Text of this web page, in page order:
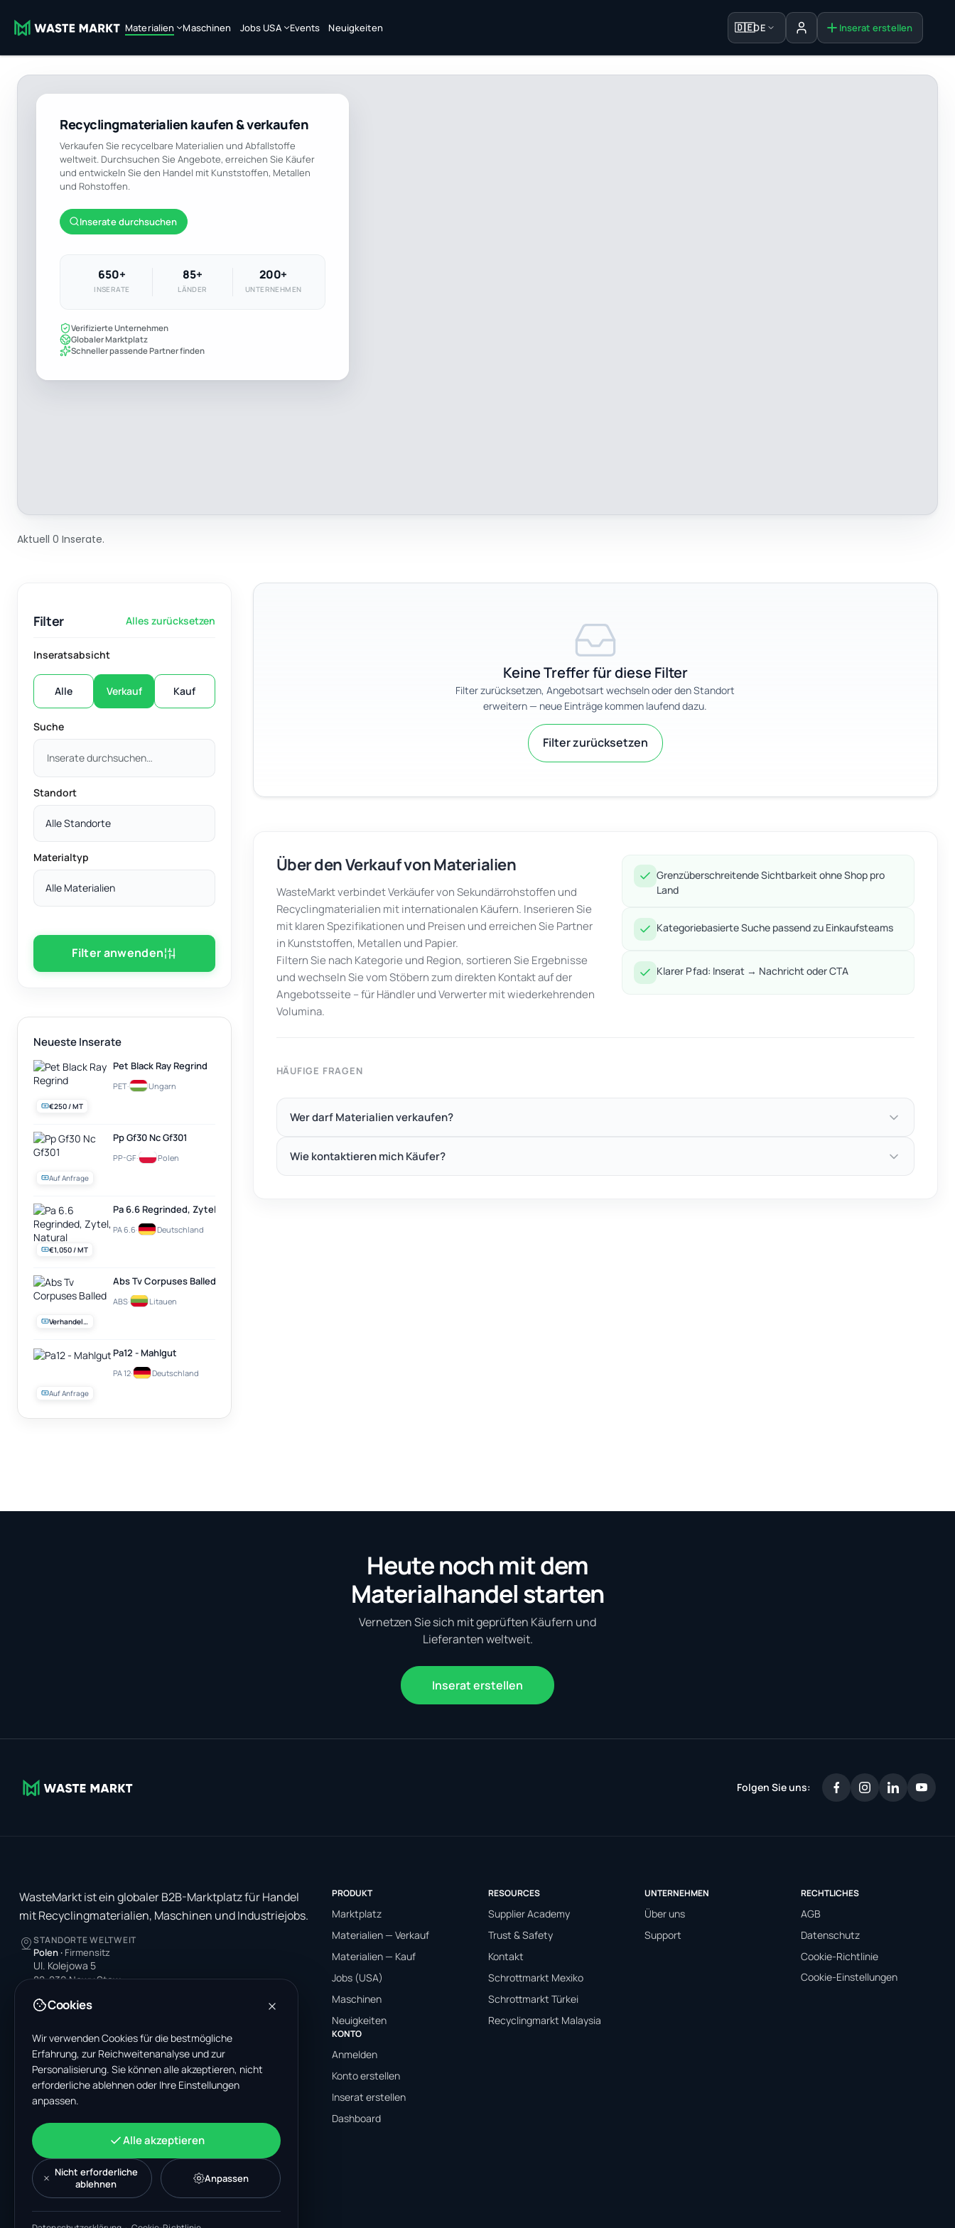
Materialien Maschinen Jobs USA Events Neuigkeiten 🇩🇪DE AnmeldenInserat erstellen
Recyclingmaterialien kaufen & verkaufen
Verkaufen Sie recycelbare Materialien und Abfallstoffe
weltweit. Durchsuchen Sie Angebote, erreichen Sie Käufer
und entwickeln Sie den Handel mit Kunststoffen, Metallen
und Rohstoffen.
Inserate durchsuchen
650+
INSERATE
85+
LÄNDER
200+
UNTERNEHMEN
Verifizierte Unternehmen
Globaler Marktplatz
Schneller passende Partner finden
Aktuell 0 Inserate.
Filter Alles zurücksetzen
Inseratsabsicht
Alle Verkauf Kauf
Suche
Standort
Alle Standorte
Materialtyp
Alle Materialien
Filter anwenden
Neueste Inserate
€250 / MT
Pet Black Ray Regrind
PET· Ungarn
Auf Anfrage
Pp Gf30 Nc Gf301
PP-GF· Polen
€1,050 / MT
Pa 6.6 Regrinded, Zytel, Natural
PA 6.6· Deutschland
Verhandelbar
Abs Tv Corpuses Balled
ABS· Litauen
Auf Anfrage
Pa12 - Mahlgut
PA 12· Deutschland
Keine Treffer für diese Filter
Filter zurücksetzen, Angebotsart wechseln oder den Standort
erweitern — neue Einträge kommen laufend dazu.
Filter zurücksetzen
Über den Verkauf von Materialien
WasteMarkt verbindet Verkäufer von Sekundärrohstoffen und
Recyclingmaterialien mit internationalen Käufern. Inserieren Sie
mit klaren Spezifikationen und Preisen und erreichen Sie Partner
in Kunststoffen, Metallen und Papier.
Filtern Sie nach Kategorie und Region, sortieren Sie Ergebnisse
und wechseln Sie vom Stöbern zum direkten Kontakt auf der
Angebotsseite – für Händler und Verwerter mit wiederkehrenden
Volumina.
Grenzüberschreitende Sichtbarkeit ohne Shop pro
Land
Kategoriebasierte Suche passend zu Einkaufsteams
Klarer Pfad: Inserat → Nachricht oder CTA
HÄUFIGE FRAGEN
Wer darf Materialien verkaufen?
Wie kontaktieren mich Käufer?
Heute noch mit dem
Materialhandel starten
Vernetzen Sie sich mit geprüften Käufern und
Lieferanten weltweit.
Inserat erstellen
Folgen Sie uns:
WasteMarkt ist ein globaler B2B-Marktplatz für Handel
mit Recyclingmaterialien, Maschinen und Industriejobs.
STANDORTE WELTWEIT
Polen · Firmensitz
Ul. Kolejowa 5
82-230 Nowy Staw
4378 Park Blvd N
Pinellas Park, FL 33781-3536
United States
Indien
A-199, Sector 63
Noida, Uttar Pradesh 201301
India
+48 606 662 650
support@wastemarkt.com
office@wastemarkt.com
PRODUKT
Marktplatz
Materialien — Verkauf
Materialien — Kauf
Jobs (USA)
Maschinen
Neuigkeiten
RESOURCES
Supplier Academy
Trust & Safety
Kontakt
Schrottmarkt Mexiko
Schrottmarkt Türkei
Recyclingmarkt Malaysia
UNTERNEHMEN
Über uns
Support
RECHTLICHES
AGB
Datenschutz
Cookie-Richtlinie
Cookie-Einstellungen
KONTO
Anmelden
Konto erstellen
Inserat erstellen
Dashboard
Cookies
Wir verwenden Cookies für die bestmögliche
Erfahrung, zur Reichweitenanalyse und zur
Personalisierung. Sie können alle akzeptieren, nicht
erforderliche ablehnen oder Ihre Einstellungen
anpassen.
Alle akzeptieren
Nicht erforderliche
ablehnen
Anpassen